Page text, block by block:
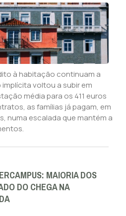
à habitação continuam a
voltou a subir em
média para os 411 euros
as famílias já pagam, em
numa escalada que mantém a
MAIORIA DOS
DO CHEGA NA